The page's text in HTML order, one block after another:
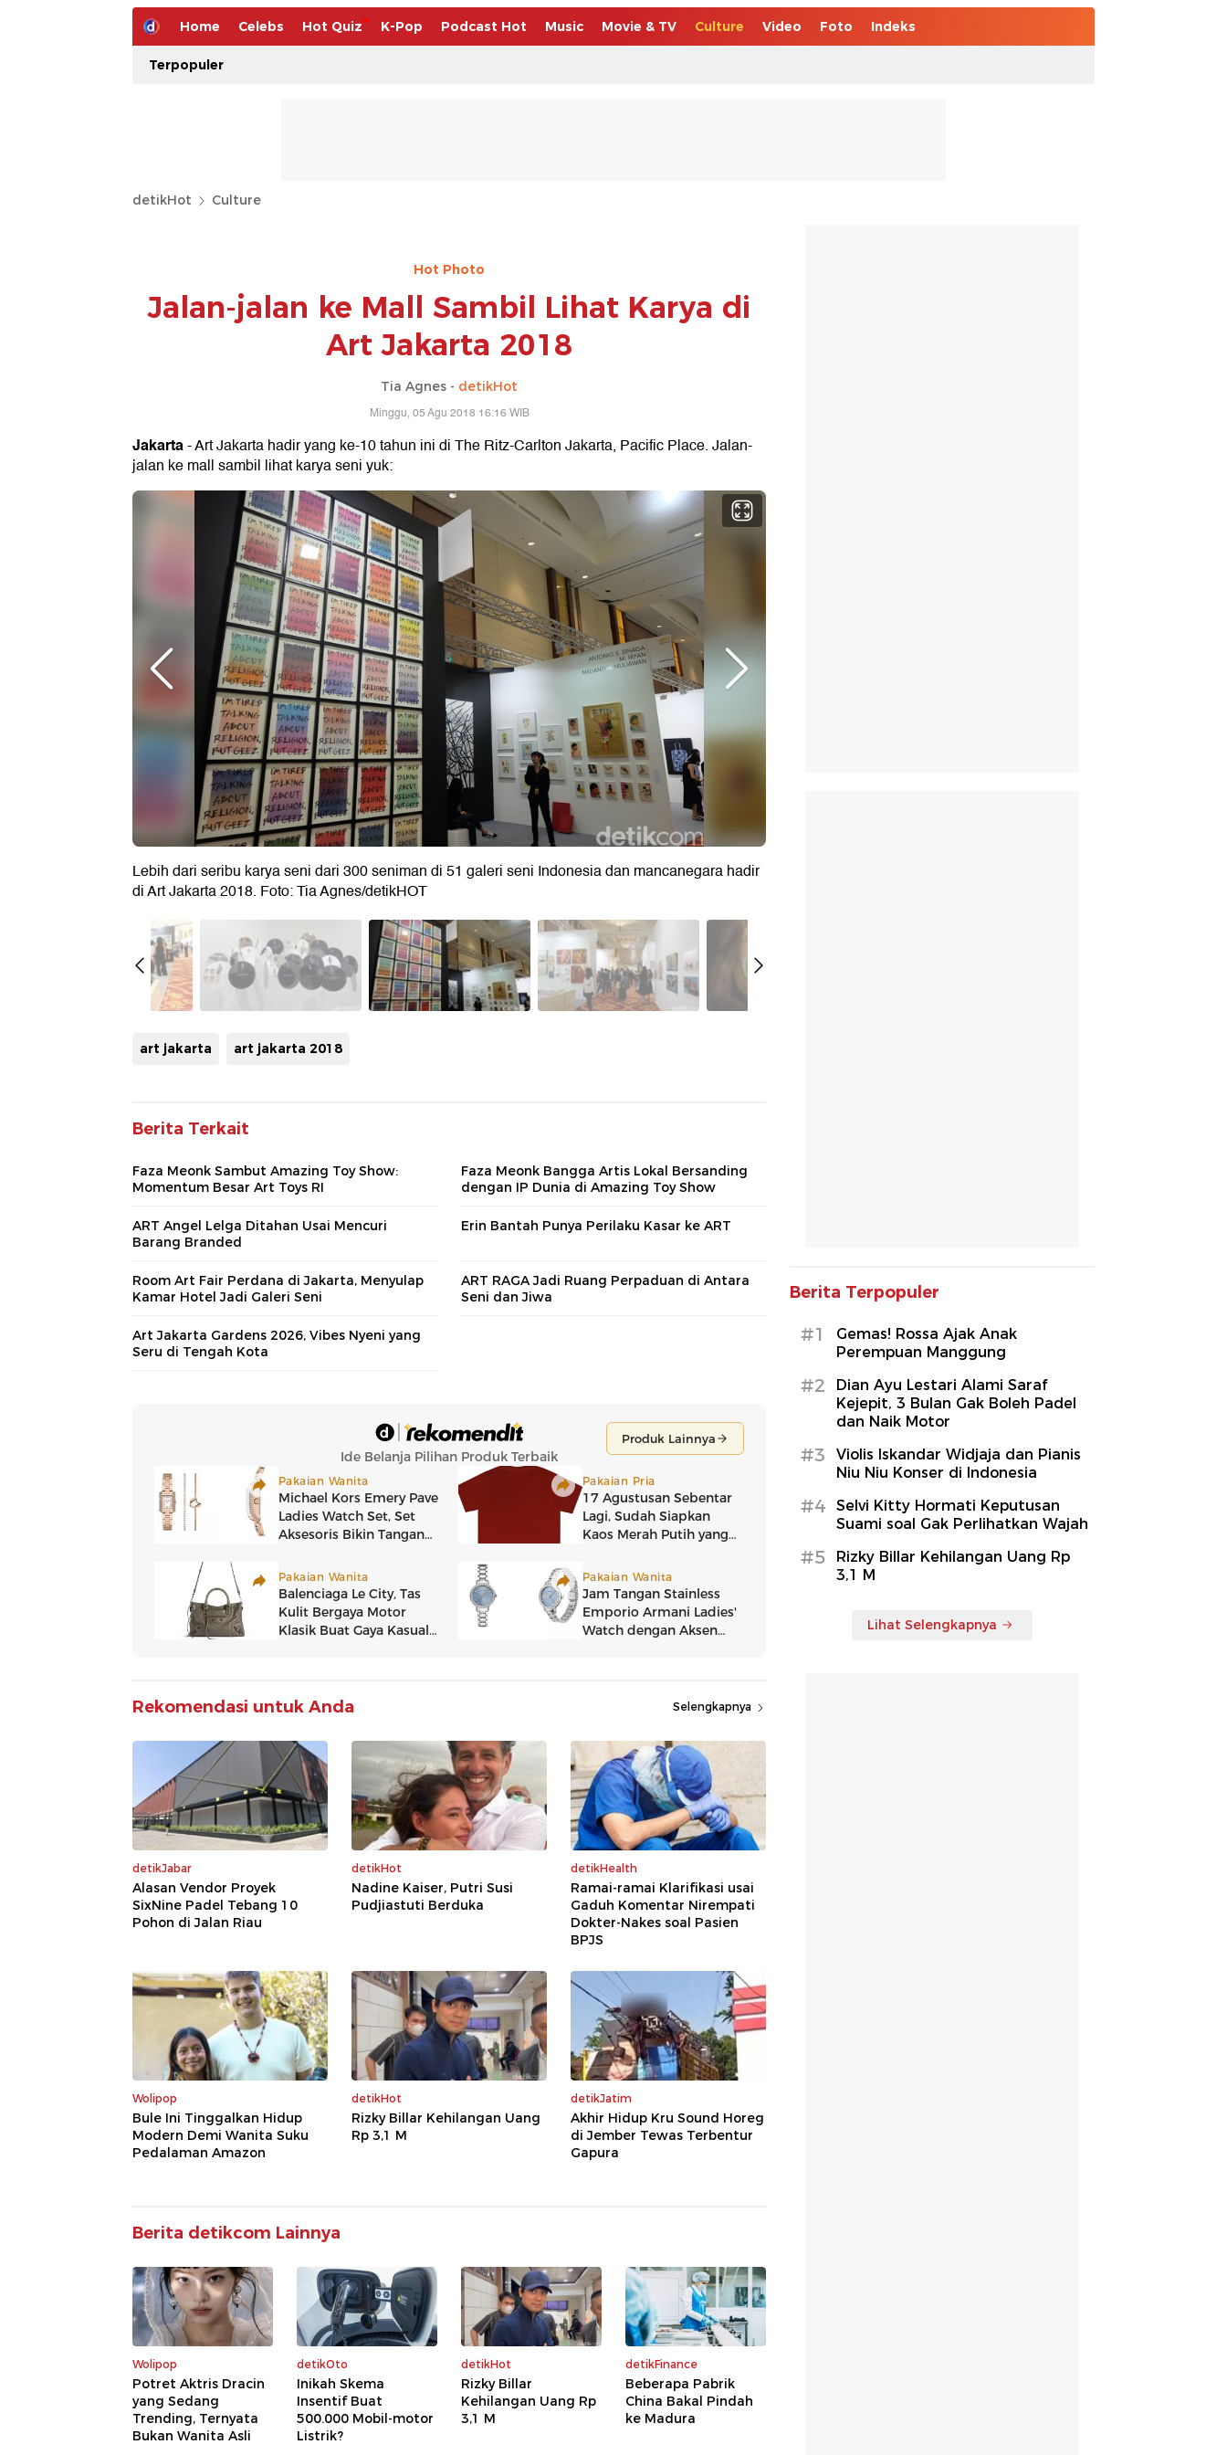
Home Celebs Hot Quiz K-Pop Podcast Hot Music Movie & TV Culture Video Foto Indeks
Terpopuler
detikHot Culture
Hot Photo
Jalan-jalan ke Mall Sambil Lihat Karya di
Art Jakarta 2018
Tia Agnes - detikHot
Minggu, 05 Agu 2018 16:16 WIB
Jakarta- Art Jakarta hadir yang ke-10 tahun ini di The Ritz-Carlton Jakarta, Pacific Place. Jalan-
jalan ke mall sambil lihat karya seni yuk:
Lebih dari seribu karya seni dari 300 seniman di 51 galeri seni Indonesia dan mancanegara hadir
di Art Jakarta 2018. Foto: Tia Agnes/detikHOT
art jakarta art jakarta 2018
Berita Terkait
Faza Meonk Sambut Amazing Toy Show:
Momentum Besar Art Toys RI
Faza Meonk Bangga Artis Lokal Bersanding
dengan IP Dunia di Amazing Toy Show
ART Angel Lelga Ditahan Usai Mencuri
Barang Branded
Erin Bantah Punya Perilaku Kasar ke ART
Room Art Fair Perdana di Jakarta, Menyulap
Kamar Hotel Jadi Galeri Seni
ART RAGA Jadi Ruang Perpaduan di Antara
Seni dan Jiwa
Art Jakarta Gardens 2026, Vibes Nyeni yang
Seru di Tengah Kota
Rekomendasi untuk Anda Selengkapnya
detikJabar
Alasan Vendor Proyek
SixNine Padel Tebang 10
Pohon di Jalan Riau
detikHot
Nadine Kaiser, Putri Susi
Pudjiastuti Berduka
detikHealth
Ramai-ramai Klarifikasi usai
Gaduh Komentar Nirempati
Dokter-Nakes soal Pasien
BPJS
Wolipop
Bule Ini Tinggalkan Hidup
Modern Demi Wanita Suku
Pedalaman Amazon
detikHot
Rizky Billar Kehilangan Uang
Rp 3,1 M
detikJatim
Akhir Hidup Kru Sound Horeg
di Jember Tewas Terbentur
Gapura
Berita detikcom Lainnya
Wolipop
Potret Aktris Dracin
yang Sedang
Trending, Ternyata
Bukan Wanita Asli
detikOto
Inikah Skema
Insentif Buat
500.000 Mobil-motor
Listrik?
detikHot
Rizky Billar
Kehilangan Uang Rp
3,1 M
detikFinance
Beberapa Pabrik
China Bakal Pindah
ke Madura
Berita Terpopuler
#1
Gemas! Rossa Ajak Anak
Perempuan Manggung
#2
Dian Ayu Lestari Alami Saraf
Kejepit, 3 Bulan Gak Boleh Padel
dan Naik Motor
#3
Violis Iskandar Widjaja dan Pianis
Niu Niu Konser di Indonesia
#4
Selvi Kitty Hormati Keputusan
Suami soal Gak Perlihatkan Wajah
#5
Rizky Billar Kehilangan Uang Rp
3,1 M
Lihat Selengkapnya